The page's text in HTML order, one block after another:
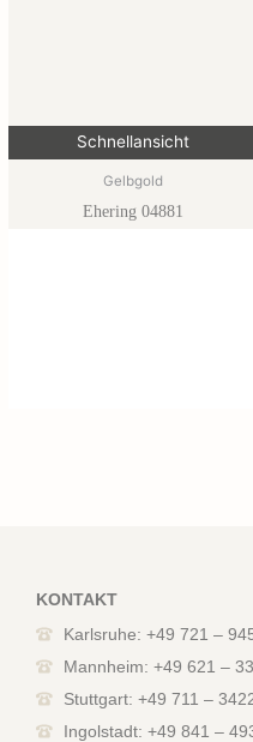
Schnellansicht
Gelbgold
Ehering 04881
KONTAKT
Karlsruhe: +49 721 –
Mannheim: +49 621 –
Stuttgart: +49 711 –
Ingolstadt: +49 841 –